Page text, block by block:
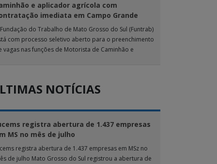
e aplicador agrícola com
imediata em Campo Grande
do Trabalho de Mato Grosso do Sul (Funtrab)
com processo seletivo aberto para o preenchimento
vagas nas funções de Motorista de Caminhão e
NOTÍCIAS
registra abertura de 1.437 empresas
MS no mês de julho
registra abertura de 1.437 empresas em MSz no
de julho Mato Grosso do Sul registrou a abertura de